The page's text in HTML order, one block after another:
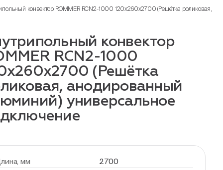
конвектор ROMMER RCN2-1000 120х260х2700 (Решётка роликовая,
конвектор
RCN2-1000
(Решётка
анодированный
универсальное
мм 2700